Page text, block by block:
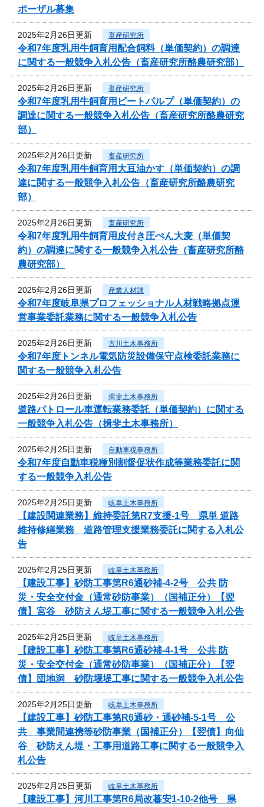
ポーザル募集
2025年2月26日更新 畜産研究所
令和7年度乳用牛飼育用配合飼料（単価契約）の調達
に関する一般競争入札公告（畜産研究所酪農研究部）
2025年2月26日更新 畜産研究所
令和7年度乳用牛飼育用ビートパルプ（単価契約）の
調達に関する一般競争入札公告（畜産研究所酪農研究
部）
2025年2月26日更新 畜産研究所
令和7年度乳用牛飼育用大豆油かす（単価契約）の調
達に関する一般競争入札公告（畜産研究所酪農研究
部）
2025年2月26日更新 畜産研究所
令和7年度乳用牛飼育用皮付き圧ぺん大麦（単価契
約）の調達に関する一般競争入札公告（畜産研究所酪
農研究部）
2025年2月26日更新 産業人材課
令和7年度岐阜県プロフェッショナル人材戦略拠点運
営事業委託業務に関する一般競争入札公告
2025年2月26日更新 古川土木事務所
令和7年度トンネル電気防災設備保守点検委託業務に
関する一般競争入札公告
2025年2月26日更新 揖斐土木事務所
道路パトロール車運転業務委託（単価契約）に関する
一般競争入札公告（揖斐土木事務所）
2025年2月25日更新 自動車税事務所
令和7年度自動車税種別割督促状作成等業務委託に関
する一般競争入札公告
2025年2月25日更新 岐阜土木事務所
【建設関連業務】維持委託第R7支援-1号 県単 道路
維持修繕業務 道路管理支援業務委託に関する入札公
告
2025年2月25日更新 岐阜土木事務所
【建設工事】砂防工事第R6通砂補-4-2号 公共 防
災・安全交付金（通常砂防事業）（国補正分）【翌
債】宮谷 砂防えん堤工事に関する一般競争入札公告
2025年2月25日更新 岐阜土木事務所
【建設工事】砂防工事第R6通砂補-4-1号 公共 防
災・安全交付金（通常砂防事業）（国補正分）【翌
債】団地洞 砂防堰堤工事に関する一般競争入札公告
2025年2月25日更新 岐阜土木事務所
【建設工事】砂防工事第R6通砂・通砂補-5-1号 公
共 事業間連携等砂防事業（国補正分）【翌債】向仙
谷 砂防えん堤・工事用道路工事に関する一般競争入
札公告
2025年2月25日更新 岐阜土木事務所
【建設工事】河川工事第R6局改暮安1-10-2他号 県